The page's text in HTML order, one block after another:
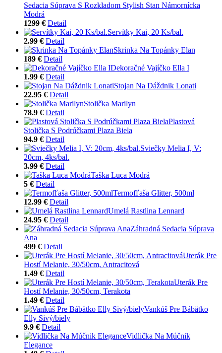
Sedacia Súprava S Rozkladom Stylish Stan Námornícka
Modrá
1299 € Detail
Servítky Kai, 20 Ks/bal.
2.99 € Detail
Skrinka Na Topánky Elan
189 € Detail
Dekoračné Vajíčko Ella I
1.99 € Detail
Stojan Na Dáždnik Lonati
22.95 € Detail
Stolička Marilyn
78.9 € Detail
Plastová
Stolička S Podrúčkami Plaza Biela
94.9 € Detail
Sviečky Melia I, V:
20cm, 4ks/bal.
3.99 € Detail
Taška Luca Modrá
5 € Detail
Termofľaša Glitter, 500ml
12.99 € Detail
Umelá Rastlina Lennard
24.95 € Detail
Záhradná Sedacia Súprava
Ana
499 € Detail
Uterák Pre
Hostí Melanie, 30/50cm, Antracitová
1.49 € Detail
Uterák Pre
Hostí Melanie, 30/50cm, Terakota
1.49 € Detail
Vankúš Pre Bábätko
Elly Sivý/biely
9.9 € Detail
Vidlička Na Múčnik
Elegance